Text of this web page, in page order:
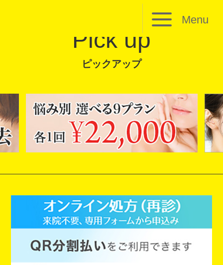
Menu
Pick up
ピックアップ